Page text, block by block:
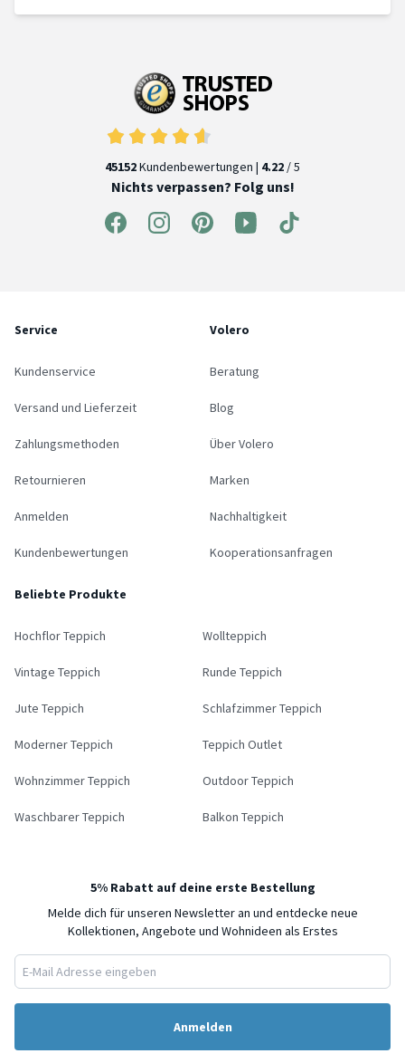
45152Kundenbewertungen | 4.22 / 5
Nichts verpassen? Folg uns!
Service
Kundenservice
Versand und Lieferzeit
Zahlungsmethoden
Retournieren
Anmelden
Kundenbewertungen
Volero
Beratung
Blog
Über Volero
Marken
Nachhaltigkeit
Kooperationsanfragen
Beliebte Produkte
Hochflor Teppich Wollteppich
Vintage Teppich Runde Teppich
Jute Teppich Schlafzimmer Teppich
Moderner Teppich Teppich Outlet
Wohnzimmer Teppich Outdoor Teppich
Waschbarer Teppich Balkon Teppich
5% Rabatt auf deine erste Bestellung
Melde dich für unseren Newsletter an und entdecke neue
Kollektionen, Angebote und Wohnideen als Erstes
Anmelden